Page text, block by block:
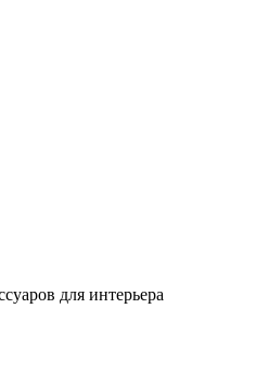
для интерьера